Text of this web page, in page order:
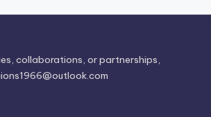
collaborations, or partnerships,